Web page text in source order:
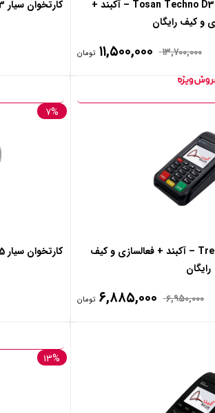
کارتخوان سیار پکس Tosan Techno D300 – آکبند +
و کیف رایگان
۱۳,۷۰۰,۰۰۰ ۱۱,۵۰۰,۰۰۰ تومان
کارتخوان سیار Trendit T3 – آکبند + فعالسازی و کیف
رایگان
۶,۹۵۰,۰۰۰ ۶,۸۸۵,۰۰۰ تومان
کارتخوان سیار Anfu AF75 – آکبند + فعالسازی و کیف رایگان
۷%
۱۳%